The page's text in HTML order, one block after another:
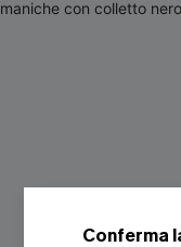
Conferma